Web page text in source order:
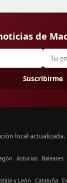
de
Suscribirme
local actualizada.
Asturias Baleares
y León Cataluña